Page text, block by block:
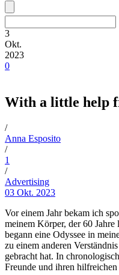
3
Okt.
2023
0
With a little help
/
Anna Esposito
/
1
/
Advertising
03 Okt. 2023
Vor einem Jahr bekam ich
meinem Körper, der 60
begann eine Odyssee in
zu einem anderen
gebracht hat. In
Freunde und ihren